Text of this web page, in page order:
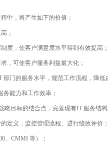
，将产生如下的价值：
；
，使客户满意度水平得到有效提高；
可使客户服务利益最大化；
的服务水平，规范工作流程，降低
能力和工作效率；
标的结合点，完善现有IT 服务结构
义，监控管理流程、进行绩效评价；
CMMI 等）；